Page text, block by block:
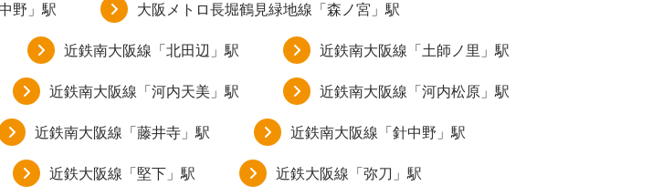
野」駅 大阪メトロ長堀鶴見緑地線「森ノ宮」駅
近鉄南大阪線「北田辺」駅 近鉄南大阪線「土師ノ里」駅
近鉄南大阪線「河内天美」駅 近鉄南大阪線「河内松原」駅
近鉄南大阪線「藤井寺」駅 近鉄南大阪線「針中野」駅
近鉄大阪線「堅下」駅 近鉄大阪線「弥刀」駅